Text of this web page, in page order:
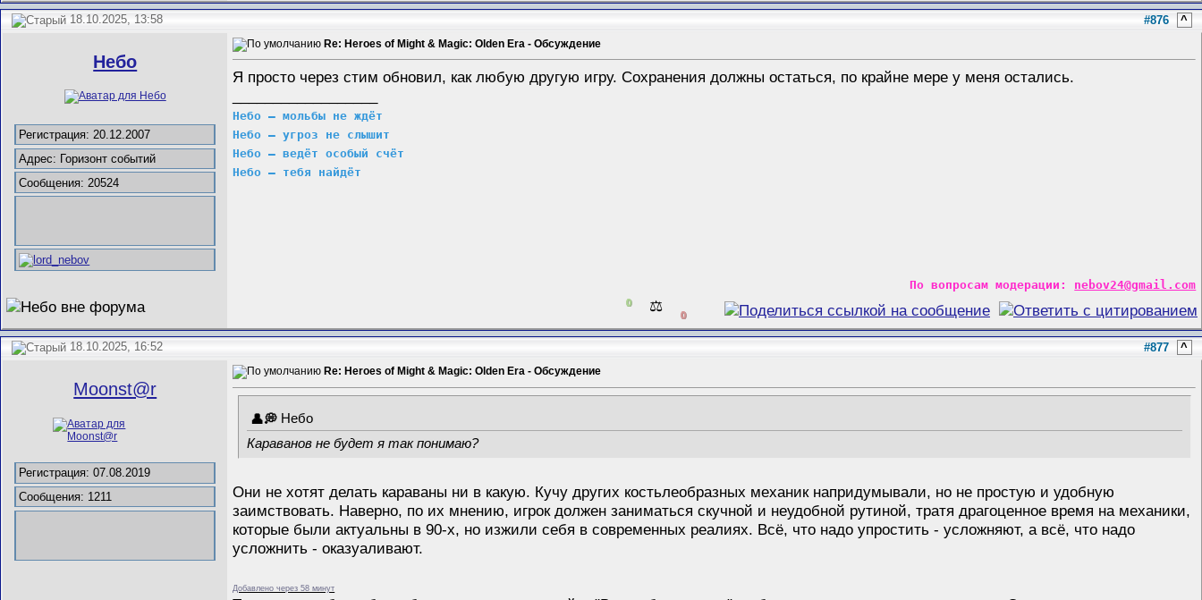
18.10.2025, 13:58 #876 ^
Небо
Регистрация: 20.12.2007
Адрес: Горизонт событий
Сообщения: 20524
Re: Heroes of Might & Magic: Olden Era - Обсуждение
Я просто через стим обновил, как любую другую игру. Сохранения должны остаться, по крайне мере у меня остались.
Небо – мольбы не ждёт
Небо – угроз не слышит
Небо – ведёт особый счёт
Небо – тебя найдёт
По вопросам модерации: nebov24@gmail.com
0 ⚖️ 0
18.10.2025, 16:52 #877 ^
Mооnst@r
Регистрация: 07.08.2019
Сообщения: 1211
Re: Heroes of Might & Magic: Olden Era - Обсуждение
Небо
Караванов не будет я так понимаю?
Они не хотят делать караваны ни в какую. Кучу других костьлеобразных механик напридумывали, но не простую и удобную
заимствовать. Наверно, по их мнению, игрок должен заниматься скучной и неудобной рутиной, тратя драгоценное время на механики,
которые были актуальны в 90-х, но изжили себя в современных реалиях. Всё, что надо упростить - усложняют, а всё, что надо
усложнить - оказуаливают.
Добавлено через 58 минут